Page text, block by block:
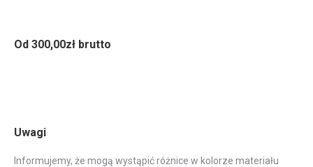
Od 300,00zł brutto
Uwagi
Informujemy, że mogą wystąpić różnice w kolorze materiału